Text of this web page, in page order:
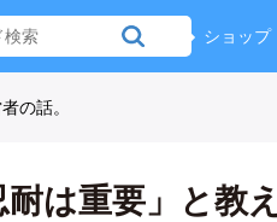
ショップ
の話。
耐は重要」と教